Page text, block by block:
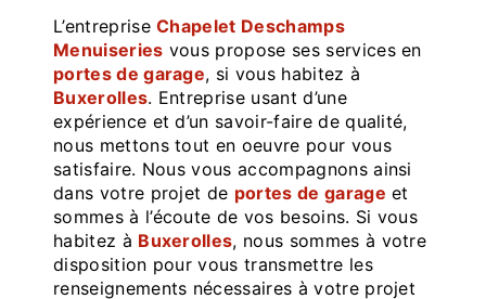
L’entrepriseChapelet Deschamps
Menuiseries vous propose ses services en
portes de garage, si vous habitez à
Buxerolles. Entreprise usant d’une
expérience et d’un savoir-faire de qualité,
nous mettons tout en oeuvre pour vous
satisfaire. Nous vous accompagnons ainsi
dans votre projet de portes de garage et
sommes à l’écoute de vos besoins. Si vous
habitez à Buxerolles, nous sommes à votre
disposition pour vous transmettre les
renseignements nécessaires à votre projet